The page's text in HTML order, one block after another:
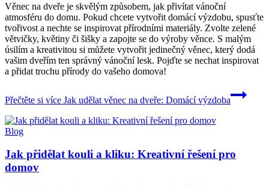
Věnec na dveře je skvělým způsobem, jak přivítat vánoční
atmosféru do domu. Pokud chcete vytvořit domácí výzdobu, spusťte
tvořivost a nechte se inspirovat přírodními materiály. Zvolte zelené
větvičky, květiny či šišky a zapojte se do výroby věnce. S malým
úsilím a kreativitou si můžete vytvořit jedinečný věnec, který dodá
vašim dveřím ten správný vánoční lesk. Pojďte se nechat inspirovat
a přidat trochu přírody do vašeho domova!
Přečtěte si více Jak udělat věnec na dveře: Domácí výzdoba
Blog
Jak přidělat kouli a kliku: Kreativní řešení pro
domov